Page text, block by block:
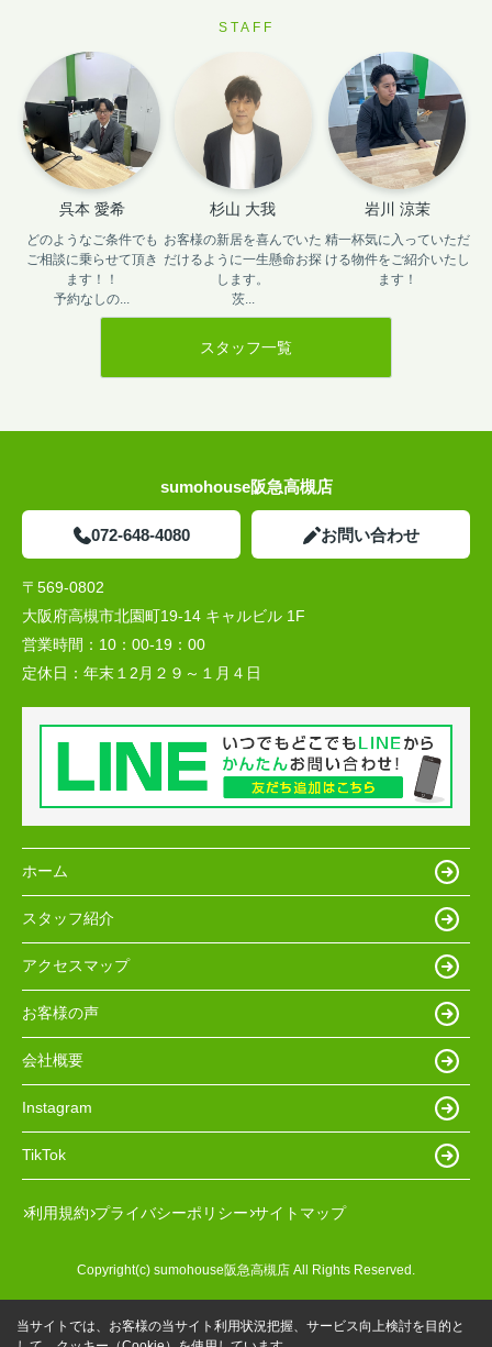
STAFF
呉本 愛希
どのようなご条件でも
ご相談に乗らせて頂き
ます！！
予約なしの...
杉山 大我
お客様の新居を喜んでいた
だけるように一生懸命お探
します。
茨...
岩川 涼茉
精一杯気に入っていただ
ける物件をご紹介いたし
ます！
スタッフ一覧
sumohouse阪急高槻店
072-648-4080 お問い合わせ
〒569-0802
大阪府高槻市北園町19-14 キャルビル 1F
営業時間： 10：00-19：00
定休日： 年末１2月２９～１月４日
ホーム
スタッフ紹介
アクセスマップ
お客様の声
会社概要
Instagram
TikTok
利用規約 プライバシーポリシー サイトマップ
Copyright(c) sumohouse阪急高槻店 All Rights Reserved.
当サイトでは、お客様の当サイト利用状況把握、サービス向上検討を目的と